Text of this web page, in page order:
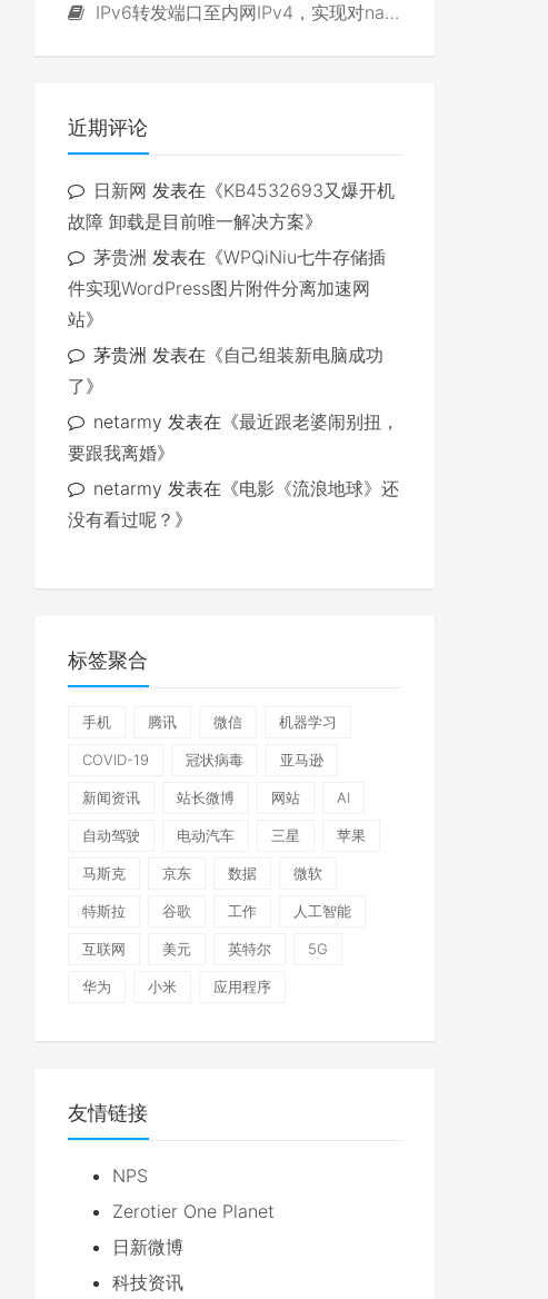
IPv6转发端口至内网IPv4，实现对navidrome直接访问
近期评论
日新网 发表在《KB4532693又爆开机
故障 卸载是目前唯一解决方案》
茅贵洲 发表在《WPQiNiu七牛存储插
件实现WordPress图片附件分离加速网
站》
茅贵洲 发表在《自己组装新电脑成功
了》
netarmy 发表在《最近跟老婆闹别扭，
要跟我离婚》
netarmy 发表在《电影《流浪地球》还
没有看过呢？ 》
标签聚合
手机 腾讯 微信 机器学习
COVID-19 冠状病毒 亚马逊
新闻资讯 站长微博 网站 AI
自动驾驶 电动汽车 三星 苹果
马斯克 京东 数据 微软
特斯拉 谷歌 工作 人工智能
互联网 美元 英特尔 5G
华为 小米 应用程序
友情链接
NPS
Zerotier One Planet
日新微博
科技资讯